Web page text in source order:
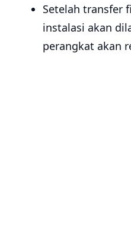
Setelah transfer
instalasi akan
perangkat akan